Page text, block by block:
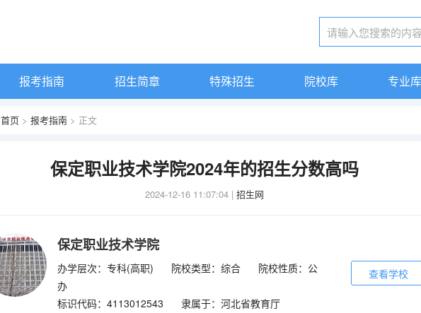
报考指南 招生简章 特殊招生 院校库 专业库
首页 > 报考指南 > 正文
保定职业技术学院2024年的招生分数高吗
2024-12-16 11:07:04 | 招生网
保定职业技术学院
办学层次：专科(高职) 院校类型：综合
院校性质：公
办
标识代码：4113012543
隶属于：河北省教育厅
查看学校